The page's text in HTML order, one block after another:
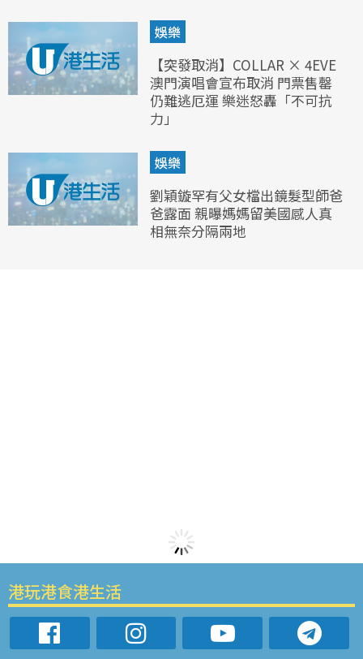
娛樂
【突發取消】COLLAR × 4EVE
澳門演唱會宣布取消 門票售罄
仍難逃厄運 樂迷怒轟「不可抗
力」
娛樂
劉穎鏇罕有父女檔出鏡髮型師爸
爸露面 親曝媽媽留美國感人真
相無奈分隔兩地
港玩港食港生活